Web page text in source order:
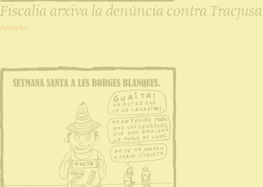
Fiscalia arxiva la denúncia contra Tracjusa
Perucho